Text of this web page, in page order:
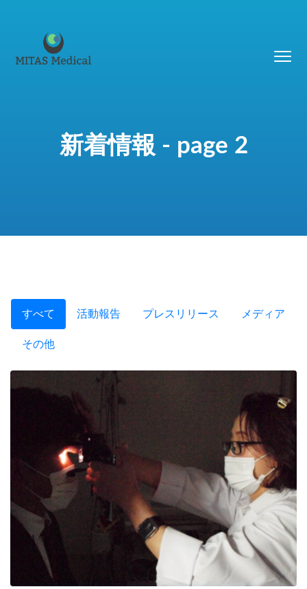
新着情報 - page 2
すべて 活動報告 プレスリリース メディア
その他